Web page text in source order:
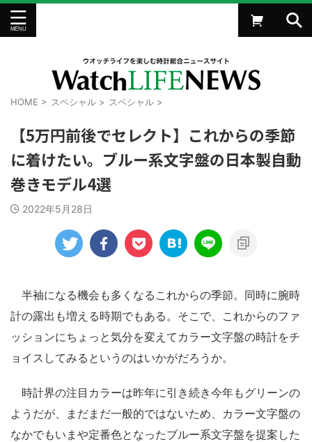
HOME > スペシャル > スペシャル >
【5万円前後でセレクト】これからの季節
に着けたい。ブルー系文字盤の日本製自動
巻きモデル4選
2022年5月28日
半袖になる機会も多くなるこれからの季節。同時に腕時
計の露出も増える時期でもある。そこで、これからのファ
ッションにちょっと気分を変えてカラー文字盤の時計をチ
ョイスしてみるというのはいかがだろうか。
時計界の注目カラーは昨年に引き続き今年もグリーンの
ようだが、まだまだ一般的ではないため、カラー文字盤の
なかでもいまや定番色となったブルー系文字盤を提案した